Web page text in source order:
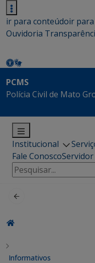
ir para conteúdoir
Ouvidoria
PCMS
Polícia Civil de Mato
Institucional
Fale ConoscoServidor
Pesquisar
por:
Informativos